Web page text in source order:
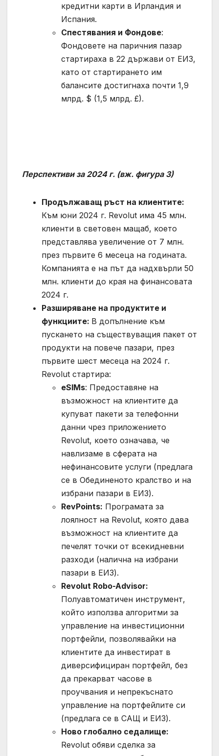
кредитни карти в Ирландия и
Испания.
Спестявания и Фондове:
Фондовете на паричния пазар
стартираха в 22 държави от ЕИЗ,
като от стартирането им
балансите достигнаха почти 1,9
млрд. $ (1,5 млрд. £).
Перспективи за 2024 г. (вж. фигура 3)
Продължаващ ръст на клиентите:
Към юни 2024 г. Revolut има 45 млн.
клиенти в световен мащаб, което
представлява увеличение от 7 млн.
през първите 6 месеца на годината.
Компанията е на път да надхвърли 50
млн. клиенти до края на финансовата
2024 г.
Разширяване на продуктите и
функциите: В допълнение към
пускането на съществуващия пакет от
продукти на повече пазари, през
първите шест месеца на 2024 г.
Revolut стартира:
eSIMs: Предоставяне на
възможност на клиентите да
купуват пакети за телефонни
данни чрез приложението
Revolut, което означава, че
навлизаме в сферата на
нефинансовите услуги (предлага
се в Обединеното кралство и на
избрани пазари в ЕИЗ).
RevPoints: Програмата за
лоялност на Revolut, която дава
възможност на клиентите да
печелят точки от всекидневни
разходи (налична на избрани
пазари в ЕИЗ).
Revolut Robo-Advisor:
Полуавтоматичен инструмент,
който използва алгоритми за
управление на инвестиционни
портфейли, позволявайки на
клиентите да инвестират в
диверсифициран портфейл, без
да прекарват часове в
проучвания и непрекъснато
управление на портфейлите си
(предлага се в САЩ и ЕИЗ).
Ново глобално седалище:
Revolut обяви сделка за